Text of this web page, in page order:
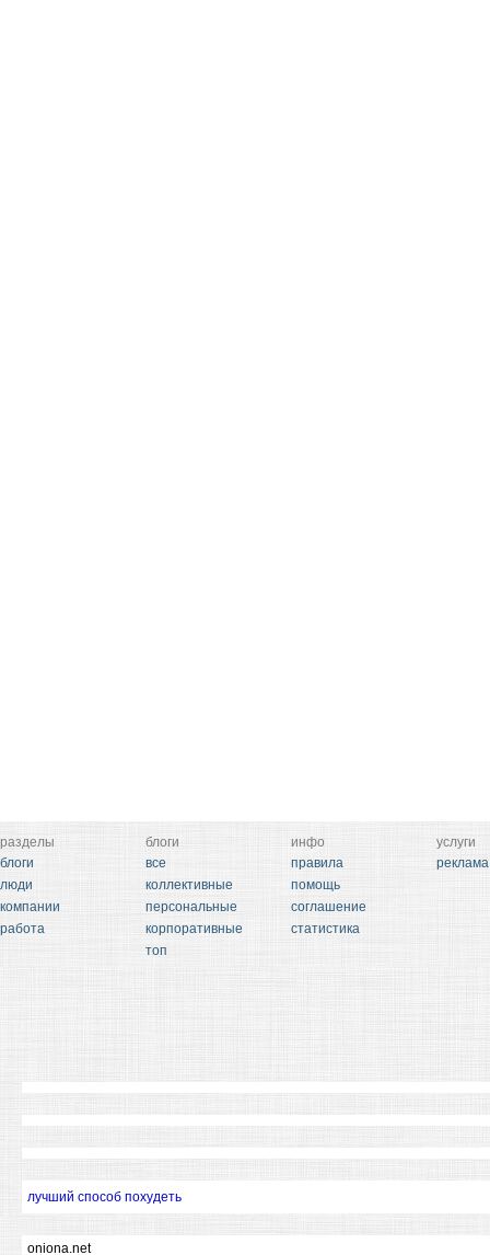
разделы
блоги
люди
компании
работа
блоги
все
коллективные
персональные
корпоративные
топ
инфо
правила
помощь
соглашение
статистика
услуги
реклама
лучший способ похудеть
oniona.net